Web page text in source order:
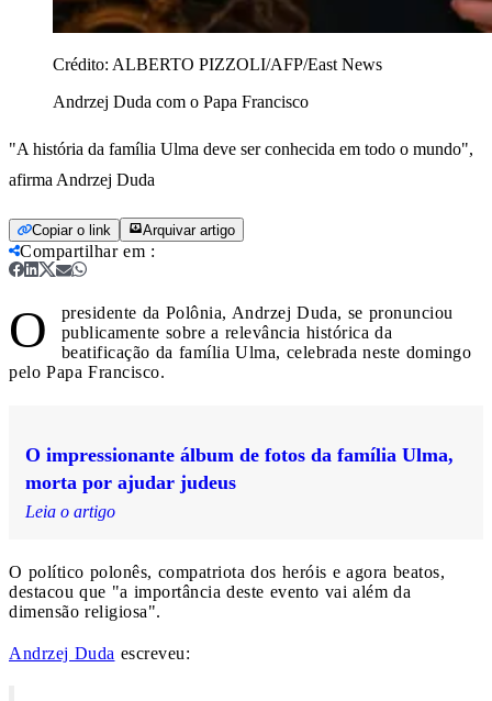
Crédito: ALBERTO PIZZOLI/AFP/East News
Andrzej Duda com o Papa Francisco
"A história da família Ulma deve ser conhecida em todo o mundo",
afirma Andrzej Duda
Copiar o link Arquivar artigo
Compartilhar em :
O
presidente da Polônia, Andrzej Duda, se pronunciou
publicamente sobre a relevância histórica da
beatificação da família Ulma, celebrada neste domingo
pelo Papa Francisco.
O impressionante álbum de fotos da família Ulma,
morta por ajudar judeus
Leia o artigo
O político polonês, compatriota dos heróis e agora beatos,
destacou que "a importância deste evento vai além da
dimensão religiosa".
Andrzej Duda escreveu: